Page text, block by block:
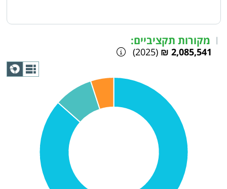
| מקורות תקציביים:
2,085,541 ₪
(2025)